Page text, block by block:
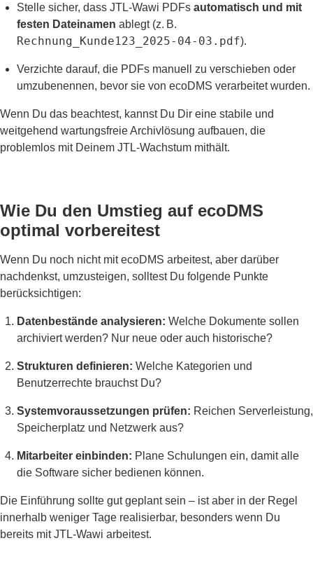
Stelle sicher, dass JTL-Wawi PDFs automatisch und mit
festen Dateinamen ablegt (z. B.
Rechnung_Kunde123_2025-04-03.pdf).
Verzichte darauf, die PDFs manuell zu verschieben oder
umzubenennen, bevor sie von ecoDMS verarbeitet wurden.
Wenn Du das beachtest, kannst Du Dir eine stabile und
weitgehend wartungsfreie Archivlösung aufbauen, die
problemlos mit Deinem JTL-Wachstum mithält.
Wie Du den Umstieg auf ecoDMS
optimal vorbereitest
Wenn Du noch nicht mit ecoDMS arbeitest, aber darüber
nachdenkst, umzusteigen, solltest Du folgende Punkte
berücksichtigen:
Datenbestände analysieren: Welche Dokumente sollen
archiviert werden? Nur neue oder auch historische?
Strukturen definieren: Welche Kategorien und
Benutzerrechte brauchst Du?
Systemvoraussetzungen prüfen: Reichen Serverleistung,
Speicherplatz und Netzwerk aus?
Mitarbeiter einbinden: Plane Schulungen ein, damit alle
die Software sicher bedienen können.
Die Einführung sollte gut geplant sein – ist aber in der Regel
innerhalb weniger Tage realisierbar, besonders wenn Du
bereits mit JTL-Wawi arbeitest.